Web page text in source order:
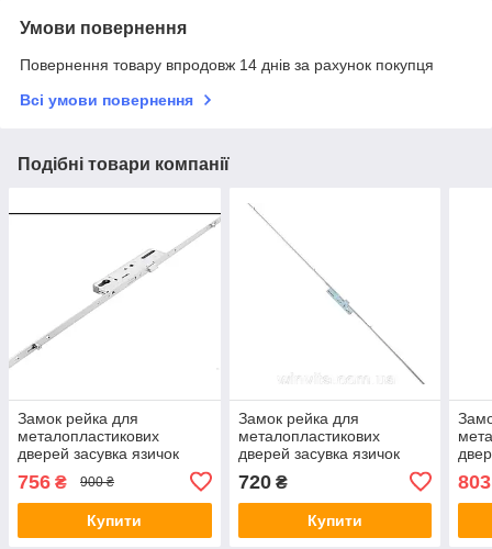
Умови повернення
Повернення товару впродовж 14 днів за рахунок покупця
Всі умови повернення
Подібні товари компанії
Замок рейка для
металопластикових
дверей засувка язичок
ригель Vorne 1950-2200
мм 92 мм 35 дорнмас
756 ₴ 900 ₴
Купити
Замок рейка для
металопластикових
дверей засувка язичок
ригель Vorne 1700-1950
мм 85 мм 35 дорнмас
720₴
Купити
мм
803